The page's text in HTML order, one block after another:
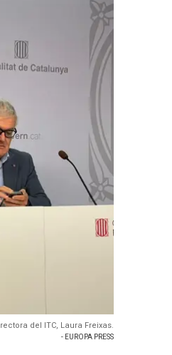
del ITC, Laura Freixas.
- EUROPA PRESS